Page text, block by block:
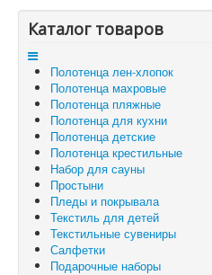
Каталог товаров
Полотенца лен-хлопок
Полотенца махровые
Полотенца пляжные
Полотенца для кухни
Полотенца детские
Полотенца крестильные
Набор для сауны
Простыни
Пледы и покрывала
Текстиль для детей
Текстильные сувениры
Салфетки
Подарочные наборы